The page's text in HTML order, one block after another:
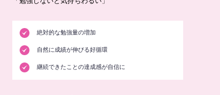
絶対的な勉強量の増加
自然に成績が伸びる好循環
継続できたことの達成感が自信に